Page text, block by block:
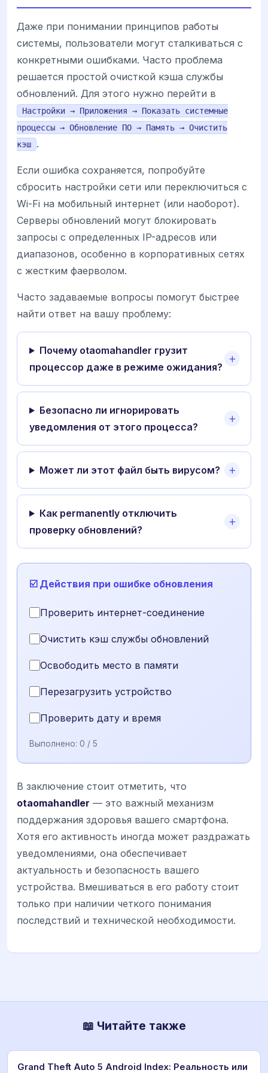
Даже при понимании принципов работы
системы, пользователи могут сталкиваться с
конкретными ошибками. Часто проблема
решается простой очисткой кэша службы
обновлений. Для этого нужно перейти в
Настройки → Приложения → Показать системные
процессы → Обновление ПО → Память → Очистить
кэш
.
Если ошибка сохраняется, попробуйте
сбросить настройки сети или переключиться с
Wi-Fi на мобильный интернет (или наоборот).
Серверы обновлений могут блокировать
запросы с определенных IP-адресов или
диапазонов, особенно в корпоративных сетях
с жестким фаерволом.
Часто задаваемые вопросы помогут быстрее
найти ответ на вашу проблему:
Почему otaomahandler грузит
процессор даже в режиме ожидания?
Безопасно ли игнорировать
уведомления от этого процесса?
Может ли этот файл быть вирусом?
Как permanently отключить
проверку обновлений?
☑️ Действия при ошибке обновления
Проверить интернет-соединение
Очистить кэш службы обновлений
Освободить место в памяти
Перезагрузить устройство
Проверить дату и время
Выполнено: 0 / 5
В заключение стоит отметить, что
otaomahandler — это важный механизм
поддержания здоровья вашего смартфона.
Хотя его активность иногда может раздражать
уведомлениями, она обеспечивает
актуальность и безопасность вашего
устройства. Вмешиваться в его работу стоит
только при наличии четкого понимания
последствий и технической необходимости.
📖 Читайте также
Grand Theft Auto 5 Android Index: Реальность или